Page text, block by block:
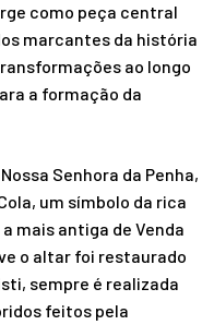
como peça central
marcantes da história
ao longo
a formação da
Senhora da Penha,
um símbolo da rica
mais antiga de Venda
o altar foi restaurado
sempre é realizada
feitos pela